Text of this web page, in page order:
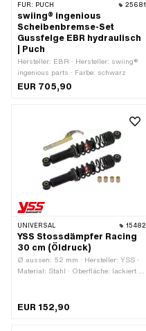
FÜR: PUCH 25681
swiing® ingenious
Scheibenbremse-Set
Gussfelge EBR hydraulisch
| Puch
Hersteller: EBR · Hersteller: swiing®
ingenious parts · Farbe: schwarz
EUR 705,90
UNIVERSAL 15482
YSS Stossdämpfer Racing
30 cm (Öldruck)
Ø aussen: 52 mm · Hersteller: YSS ·
Material: Stahl · Oberfläche: lackiert ·
Gesamtlänge: 335 mm ·
Befestigungsart: Schrauben & Muttern
EUR 152,90